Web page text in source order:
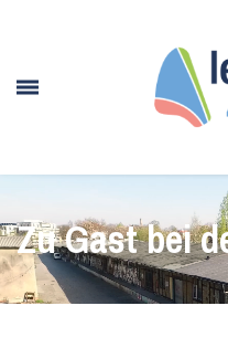
Zu Gast bei